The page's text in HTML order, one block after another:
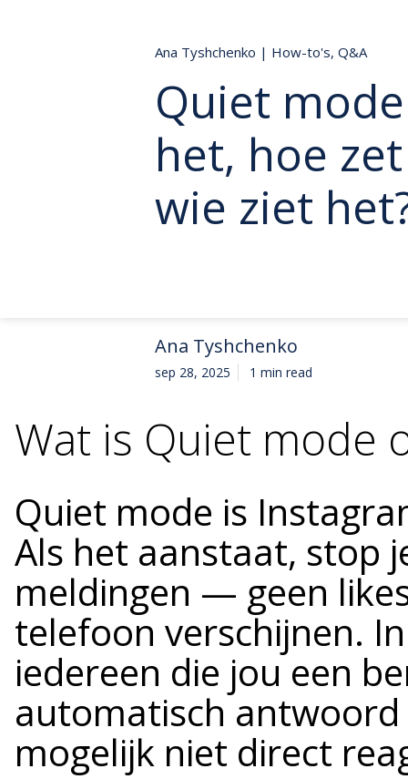
Ana Tyshchenko | How-to's, Q&A
Quiet
het, hoe
wie ziet
Ana Tyshchenko
sep 28, 2025 1 min read
Wat is Quiet mode
Quiet mode is
Als het aanstaat, stop
meldingen — geen
telefoon verschijnen.
iedereen die jou een
automatisch
mogelijk niet direct